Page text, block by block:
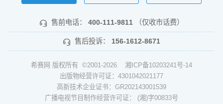
售前电话： 400-111-9811 （仅收市话费）
售后投诉： 156-1612-8671
希赛网 版权所有 ©2001-2026 湘ICP备10203241号-14
出版物经营许可证：4301042021177
高新技术企业证书：GR202143001539
广播电视节目制作经营许可证： (湘)字00833号